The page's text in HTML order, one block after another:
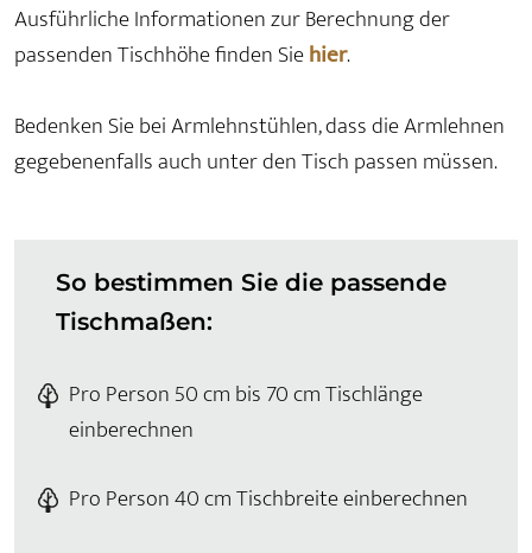
Ausführliche Informationen zur Berechnung der
passenden Tischhöhe finden Siehier.
Bedenken Sie bei Armlehnstühlen, dass die Armlehnen
gegebenenfalls auch unter den Tisch passen müssen.
So bestimmen Sie die passende
Tischmaßen:
Pro Person 50 cm bis 70 cm Tischlänge
einberechnen
Pro Person 40 cm Tischbreite einberechnen